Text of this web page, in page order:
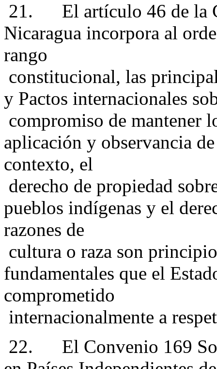
21. El artículo 46 de la
Nicaragua incorpora al
rango
constitucional, las
y Pactos internacionales
compromiso de mantener
aplicación y observancia
contexto, el
derecho de propiedad
pueblos indígenas y el
razones de
cultura o raza son
fundamentales que el
comprometido
internacionalmente a
22. El Convenio 169